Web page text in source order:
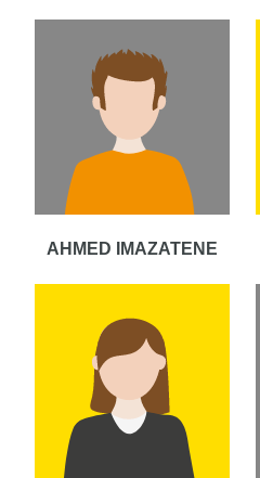
AHMED IMAZATENE